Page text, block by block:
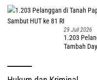
29 Juli 2026
1.203
Tambah